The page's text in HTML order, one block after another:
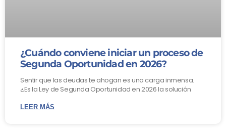
¿Cuándo conviene iniciar un proceso de
Segunda Oportunidad en 2026?
Sentir que las deudas te ahogan es una carga inmensa.
¿Es la Ley de Segunda Oportunidad en 2026 la solución
LEER MÁS